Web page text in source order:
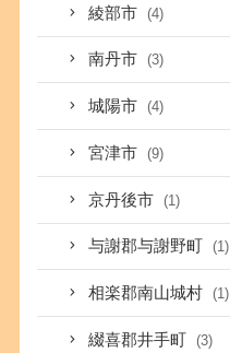
綾部市 (4)
南丹市 (3)
城陽市 (4)
宮津市 (9)
京丹後市 (1)
与謝郡与謝野町 (1)
相楽郡南山城村 (1)
綴喜郡井手町 (3)